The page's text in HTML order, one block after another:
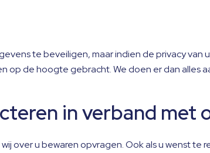
te beveiligen, maar indien de privacy
op de hoogte gebracht. We doen er dan alles
in verband met
over u bewaren opvragen. Ook als u wenst